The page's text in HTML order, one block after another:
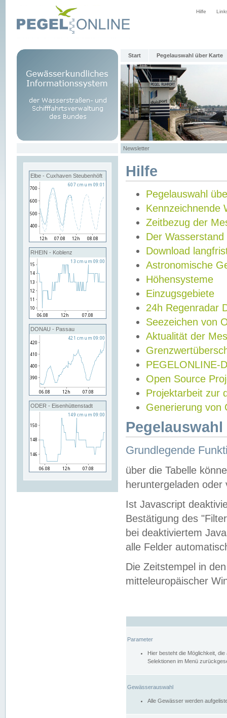
Hilfe
Start Pegelauswahl über Karte
Newsletter
Elbe - Cuxhaven Steubenhöft
RHEIN - Koblenz
DONAU - Passau
ODER - Eisenhüttenstadt
Hilfe
Pegelauswahl
Kennzeichnende
Zeitbezug der
Der Wasserstand
Download
Astronomische
Höhensysteme
Einzugsgebiete
24h Regenradar
Seezeichen von
Aktualität der
PEGELONLINE-
Open Source
Projektarbeit zur
Generierung von
Grundlegende
über die Tabelle
heruntergeladen oder
Ist Javascript
Bestätigung des
bei deaktiviertem
alle Felder
Die Zeitstempel in
mitteleuropäischer
Parameter
Hier besteht die Möglichkeit,
Selektionen im Menü
Gewässerauswahl
Alle Gewässer werden